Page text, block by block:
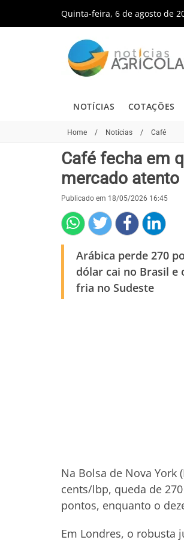
Quinta-feira, 6 de agosto de
NOTÍCIAS COTAÇÕES
Home / Notícias / Café
Café fecha em
mercado
Publicado em 18/05/2026 16:45
Arábica perde 270
dólar cai no Brasil e
fria no Sudeste
Na Bolsa de Nova York
cents/lbp, queda de
pontos, enquanto o
Em Londres, o robusta